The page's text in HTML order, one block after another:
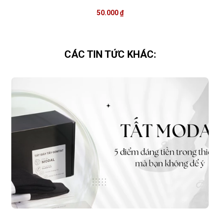
50.000 ₫
CÁC TIN TỨC KHÁC: